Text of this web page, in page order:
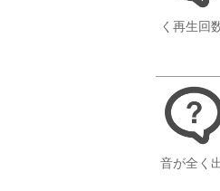
く再生回
音が全く